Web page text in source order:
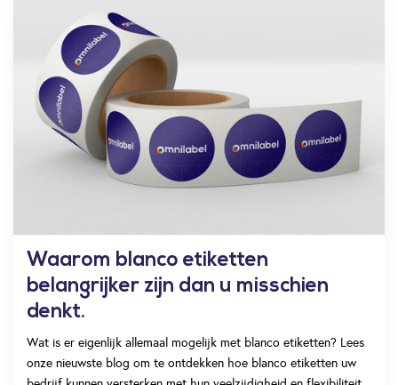
Waarom blanco etiketten
belangrijker zijn dan u misschien
denkt.
Wat is er eigenlijk allemaal mogelijk met blanco etiketten? Lees
onze nieuwste blog om te ontdekken hoe blanco etiketten uw